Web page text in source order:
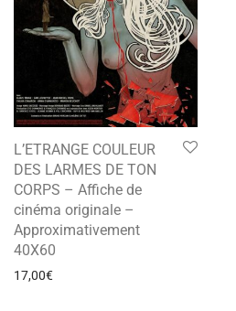
L’ETRANGE COULEUR
DES LARMES DE TON
CORPS – Affiche de
cinéma originale –
Approximativement
40X60
17,00€